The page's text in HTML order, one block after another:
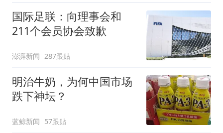
味道很好
国际足联：向理事会和
211个会员协会致歉
澎湃新闻 287跟贴
明治牛奶，为何中国市场
跌下神坛？
蓝鲸新闻 57跟贴